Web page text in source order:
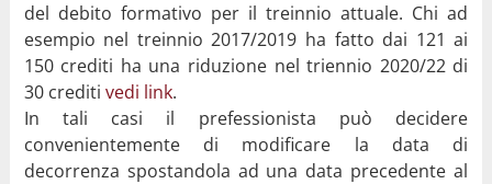
del debito formativo per il treinnio attuale. Chi ad
esempio nel treinnio 2017/2019 ha fatto dai 121 ai
150 crediti ha una riduzione nel triennio 2020/22 di
30 crediti vedi link.
In tali casi il prefessionista può decidere
convenientemente di modificare la data di
decorrenza spostandola ad una data precedente al